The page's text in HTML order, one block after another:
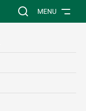
Vyhledávání na
MENU